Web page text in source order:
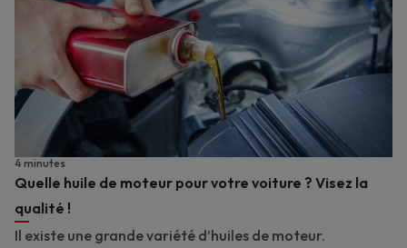
Quelle huile de moteur pour votre voiture ? Visez la
qualité !
4 minutes
Il existe une grande variété d’huiles de moteur.